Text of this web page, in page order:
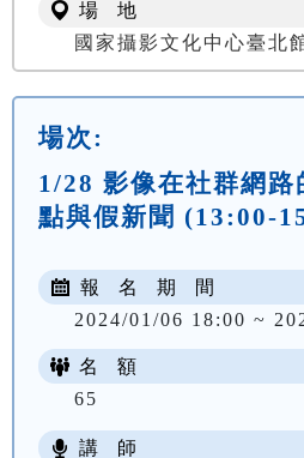
場 地
國家攝影文化中心臺北
場次:
1/28 影像在社群網路
點與假新聞 (13:00-
報 名 期 間
2024/01/06 18:00 ~
名 額
65
講 師